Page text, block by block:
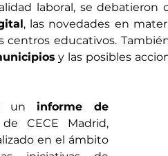
laboral, se debatieron
, las novedades en
centros educativos.
y las posibles
un informe de
CECE Madrid,
en el ámbito